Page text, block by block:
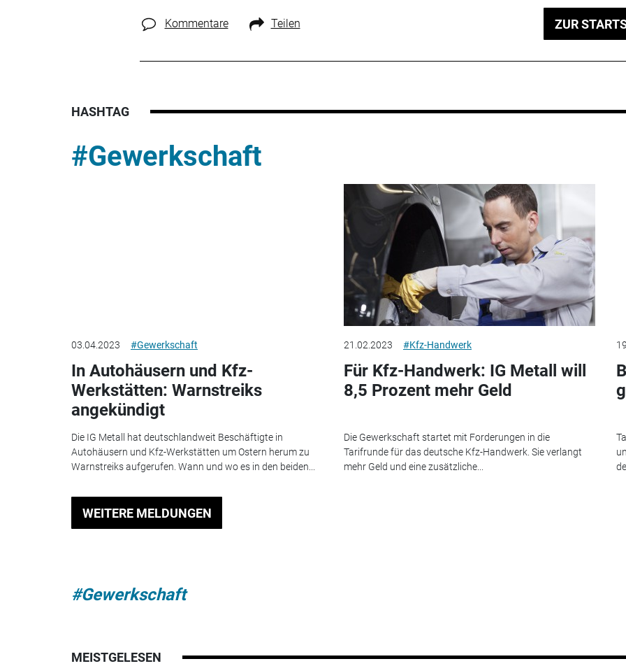
Kommentare Teilen ZUR
HASHTAG
#Gewerkschaft
03.04.2023 #Gewerkschaft
In Autohäusern und Kfz-
Werkstätten: Warnstreiks
angekündigt
Die IG Metall hat deutschlandweit Beschäftigte in
Autohäusern und Kfz-Werkstätten um Ostern herum zu
Warnstreiks aufgerufen. Wann und wo es in den beiden...
21.02.2023 #Kfz-Handwerk
Für Kfz-Handwerk: IG Metall will
8,5 Prozent mehr Geld
Die Gewerkschaft startet mit Forderungen in die
Tarifrunde für das deutsche Kfz-Handwerk. Sie verlangt
mehr Geld und eine zusätzliche...
WEITERE MELDUNGEN
#Gewerkschaft
MEISTGELESEN